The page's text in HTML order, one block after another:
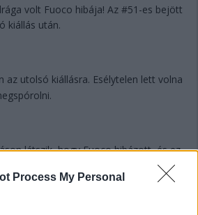
Process My Personal
volt Fuoco hibája! Az #51-es bejött
kiállás után.
az utolsó kiállásra. Esélytelen lett volna
látszik, hogy Fuoco hibázott, és ez
hiszen mintegy 6-7 másodpercet
olyan Le Mans volt a történelemben,
egy dobogós helyen...? Kevés.